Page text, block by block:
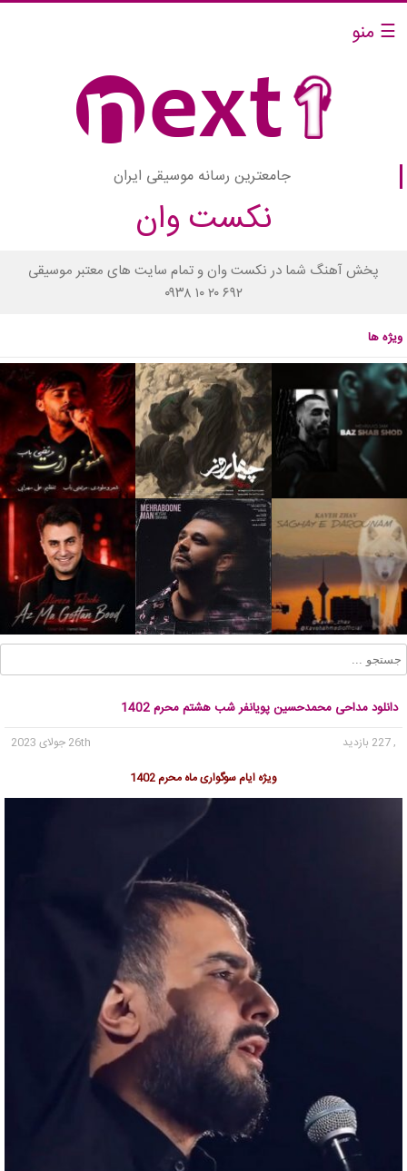
☰ منو
جامعترین رسانه موسیقی ایران
نکست وان
پخش آهنگ شما در نکست وان و تمام سایت های معتبر موسیقی
۰۹۳۸ ۱۰ ۲۰ ۶۹۲
ویژه ها
دانلود مداحی محمدحسین پویانفر شب هشتم محرم 1402
, 227 بازدید
26th جولای 2023
ویژه ایام سوگواری ماه محرم 1402